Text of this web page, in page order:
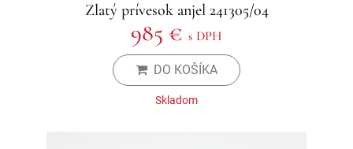
Zlatý prívesok anjel 241305/04
985 € s DPH
DO KOŠÍKA
Skladom